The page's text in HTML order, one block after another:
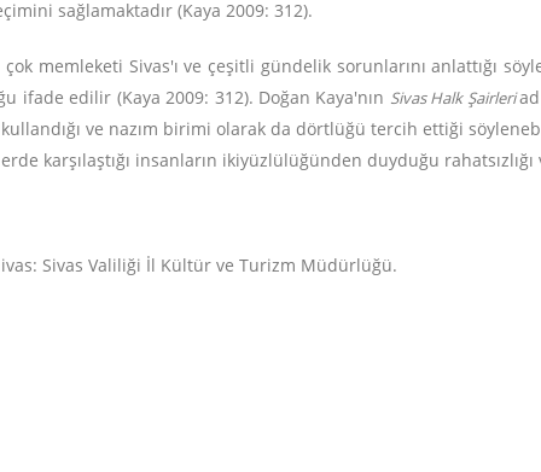
sağlamaktadır (Kaya 2009: 312).
memleketi Sivas'ı ve çeşitli gündelik sorunlarını anlattığı
edilir (Kaya 2009: 312). Doğan Kaya'nın Sivas Halk Şairleri
ve nazım birimi olarak da dörtlüğü tercih ettiği
karşılaştığı insanların ikiyüzlülüğünden duyduğu
Sivas Valiliği İl Kültür ve Turizm Müdürlüğü.